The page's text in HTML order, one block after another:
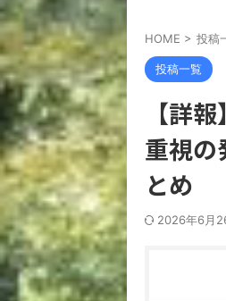
HOME > 投稿
投稿一覧
【詳
重視の
とめ
2026年6月